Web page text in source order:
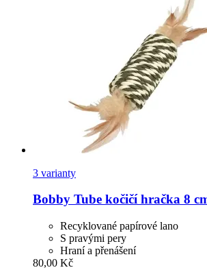
3 varianty
Bobby Tube kočičí hračka 8
Recyklované papírové lano
S pravými pery
Hraní a přenášení
80,00 Kč